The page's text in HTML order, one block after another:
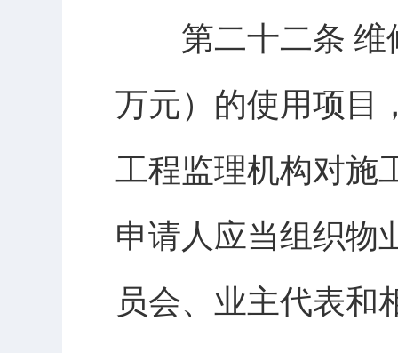
第二十二条 维修
万元）的使用项目
工程监理机构对施
申请人应当组织物
员会、业主代表和